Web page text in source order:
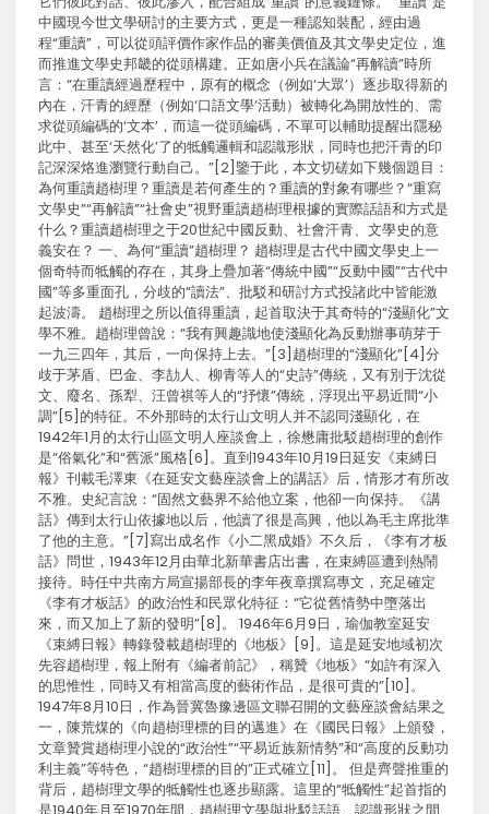
中國現今世文學研討的主要方式，更是一種認知裝配，經由過
程“重讀”，可以從頭評價作家作品的審美價值及其文學史定位，進
而推進文學史邦畿的從頭構建。正如唐小兵在議論“再解讀”時所
言：“在重讀經過歷程中，原有的概念（例如‘大眾’）逐步取得新的
內在，汗青的經歷（例如‘口語文學‘活動）被轉化為開放性的、需
求從頭編碼的‘文本’，而這一從頭編碼，不單可以輔助提醒出隱秘
此中、甚至‘天然化’了的牴觸邏輯和認識形狀，同時也把汗青的印
記深深烙進瀏覽行動自己。”[2]鑒于此，本文切磋如下幾個題目：
為何重讀趙樹理？重讀是若何產生的？重讀的對象有哪些？“重寫
文學史”“再解讀”“社會史”視野重讀趙樹理根據的實際話語和方式是
什么？重讀趙樹理之于20世紀中國反動、社會汗青、文學史的意
義安在？ 一、為何“重讀”趙樹理？ 趙樹理是古代中國文學史上一
個奇特而牴觸的存在，其身上疊加著“傳統中國”“反動中國”“古代中
國”等多重面孔，分歧的“讀法”、批駁和研討方式投諸此中皆能激
起波濤。 趙樹理之所以值得重讀，起首取決于其奇特的“淺顯化”文
學不雅。趙樹理曾說：“我有興趣識地使淺顯化為反動辦事萌芽于
一九三四年，其后，一向保持上去。”[3]趙樹理的“淺顯化”[4]分
歧于茅盾、巴金、李劼人、柳青等人的“史詩”傳統，又有別于沈從
文、廢名、孫犁、汪曾祺等人的“抒懷”傳統，浮現出平易近間“小
調”[5]的特征。不外那時的太行山文明人并不認同淺顯化，在
1942年1月的太行山區文明人座談會上，徐懋庸批駁趙樹理的創作
是“俗氣化”和“舊派”風格[6]。直到1943年10月19日延安《束縛日
報》刊載毛澤東《在延安文藝座談會上的講話》后，情形才有所改
不雅。史紀言說：“固然文藝界不給他立案，他卻一向保持。《講
話》傳到太行山依據地以后，他讀了很是高興，他以為毛主席批準
了他的主意。”[7]寫出成名作《小二黑成婚》不久后，《李有才板
話》問世，1943年12月由華北新華書店出書，在束縛區遭到熱鬧
接待。時任中共南方局宣揚部長的李年夜章撰寫專文，充足確定
《李有才板話》的政治性和民眾化特征：“它從舊情勢中墮落出
來，而又加上了新的發明”[8]。 1946年6月9日，瑜伽教室延安
《束縛日報》轉錄發載趙樹理的《地板》[9]。這是延安地域初次
先容趙樹理，報上附有《編者前記》，稱贊《地板》“如許有深入
的思惟性，同時又有相當高度的藝術作品，是很可貴的”[10]。
1947年8月10日，作為晉冀魯豫邊區文聯召開的文藝座談會結果之
一，陳荒煤的《向趙樹理標的目的邁進》在《國民日報》上頒發，
文章贊賞趙樹理小說的“政治性”“平易近族新情勢”和“高度的反動功
利主義”等特色，“趙樹理標的目的”正式確立[11]。 但是齊聲推重的
背后，趙樹理文學的牴觸性也逐步顯露。這里的“牴觸性”起首指的